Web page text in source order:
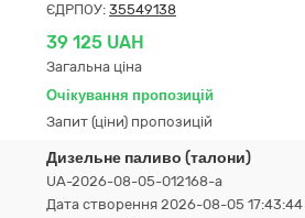
ЄДРПОУ: 35549138
39 125 UAH
Загальна ціна
Очікування пропозицій
Запит (ціни) пропозицій
Дизельне паливо (талони)
UA-2026-08-05-012168-a
Дата створення 2026-08-05 17:43:44